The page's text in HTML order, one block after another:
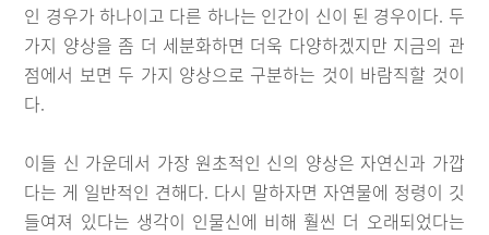
인 경우가 하나이고 다른 하나는 인간이 신이 된 경우이다. 두
가지 양상을 좀 더 세분화하면 더욱 다양하겠지만 지금의 관
점에서 보면 두 가지 양상으로 구분하는 것이 바람직할 것이
다.
이들 신 가운데서 가장 원초적인 신의 양상은 자연신과 가깝
다는 게 일반적인 견해다. 다시 말하자면 자연물에 정령이 깃
들여져 있다는 생각이 인물신에 비해 훨씬 더 오래되었다는